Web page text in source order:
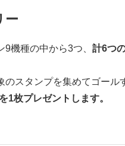
ー
機種の中から3つ、 計6つ
のスタンプを集めてゴール
1枚プレゼントします。